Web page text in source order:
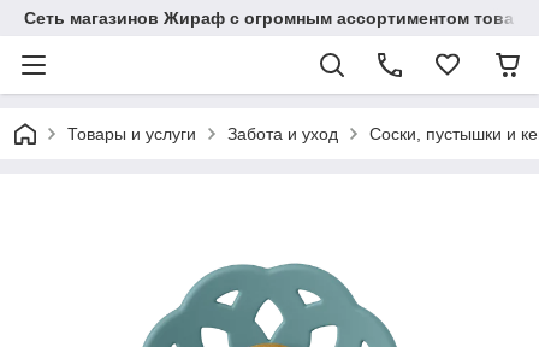
Сеть магазинов Жираф с огромным ассортиментом
Товары и услуги Забота и уход Соски, пустышки и